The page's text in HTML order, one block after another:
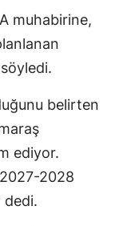
muhabirine,
belirten
ediyor.
2027-2028
dedi.